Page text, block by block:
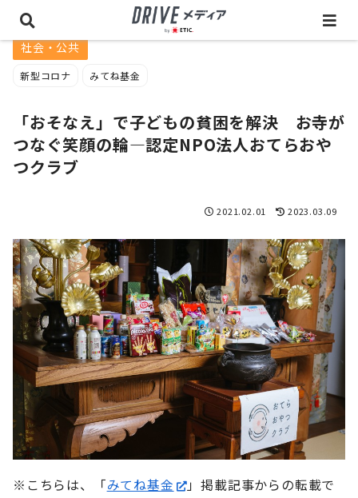
社会・公共
新型コロナ みてね基金
「おそなえ」で子どもの貧困を解決 お寺が
つなぐ笑顔の輪―認定NPO法人おてらおや
つクラブ
2021.02.01 2023.03.09
※こちらは、「みてね基金
」掲載記事からの転載で